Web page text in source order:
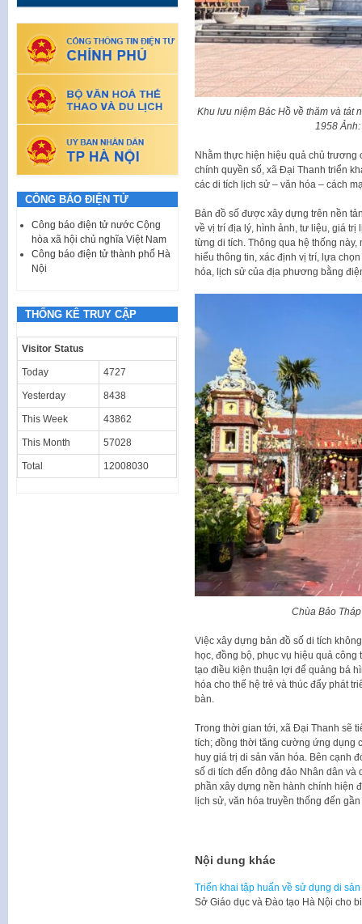
Khu lưu niệm Bác Hồ về thăm và tát
1958
Nhằm thực hiện hiệu quả chủ
chính quyền số, xã Đại Thanh triển
các di tích lịch sử – văn hóa – cách
Bản đồ số được xây dựng trên nền
về vị trí địa lý, hình ảnh, tư liệu, giá
từng di tích. Thông qua hệ thống
hiểu thông tin, xác định vị trí, lựa
hóa, lịch sử của địa phương bằng
Chùa Bảo
Việc xây dựng bản đồ số di tích
học, đồng bộ, phục vụ hiệu quả
tạo điều kiện thuận lợi để quảng bá
hóa cho thế hệ trẻ và thúc đẩy phát
bàn.
Trong thời gian tới, xã Đại Thanh sẽ
tích; đồng thời tăng cường ứng dụng
huy giá trị di sản văn hóa. Bên cạnh
số di tích đến đông đảo Nhân dân
phần xây dựng nền hành chính hiện
lịch sử, văn hóa truyền thống đến
Nội dung khác
Triển khai tập huấn về sử dụng di
Sở Giáo dục và Đào tạo Hà Nội cho
CÔNG BÁO ĐIỆN TỬ
Công báo điện tử nước Cộng
hòa xã hội chủ nghĩa Việt Nam
Công báo điện tử thành phố Hà
Nội
THỐNG KÊ TRUY CẬP
Visitor Status
Today 4727
Yesterday 8438
This Week 43862
This Month 57028
Total 12008030